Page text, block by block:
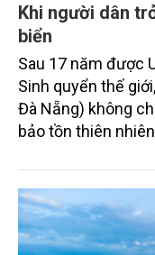
Khi người dân
biển
Sau 17 năm được
Sinh quyển thế
Đà Nẵng) không
bảo tồn thiên
trong phát triển
cách thức khác
tiếp tham gia bảo
hóa và tạo dựng